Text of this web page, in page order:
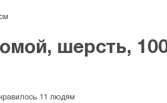
шерсть,
11 людям